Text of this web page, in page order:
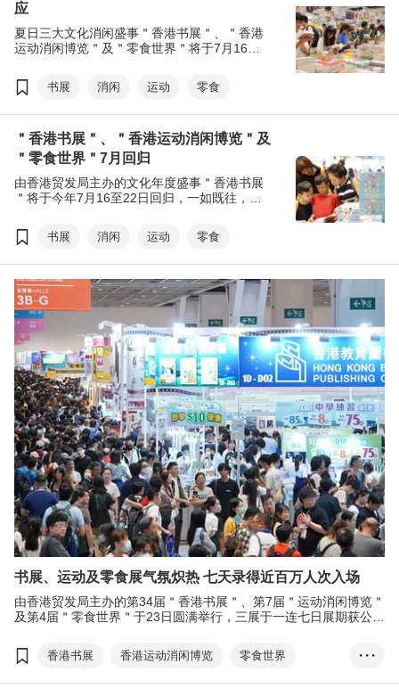
应
夏日三大文化消闲盛事＂香港书展＂、＂香港
运动消闲博览＂及＂零食世界＂将于7月16至
饮食文化．未来生活 ＂为年度主题，场内场外
将举办超过620项文化活动。每年，活动不仅
欢乐气氛，更创造市民留港消费的诱因。
书展 消闲 运动 零食
＂香港书展＂、＂香港运动消闲博览＂及
＂零食世界＂7月回归
由香港贸发局主办的文化年度盛事＂香港书展
＂将于今年7月16至22日回归，一如既往，＂
行，为香港市民提供一站式的暑期文化消闲活
动，并为业界打造推广及销售平台。
书展 消闲 运动 零食
书展、运动及零食展气氛炽热 七天录得近百万人次入场
由香港贸发局主办的第34届＂香港书展＂、第7届＂运动消闲博览＂
及第4届＂零食世界＂于23日圆满举行，三展于一连七日展期获公众
香港书展 香港运动消闲博览
零食世界
食品及饮料
运动用品
• • •